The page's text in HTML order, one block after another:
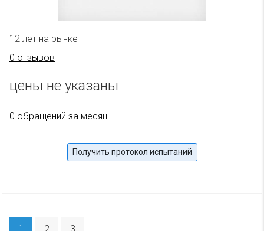
12 лет на рынке
0 отзывов
цены не указаны
0 обращений за месяц
Получить протокол испытаний